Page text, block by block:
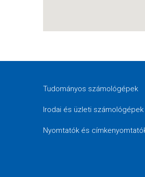
Tudományos számológépek
Irodai és üzleti számológépek
Nyomtatók és